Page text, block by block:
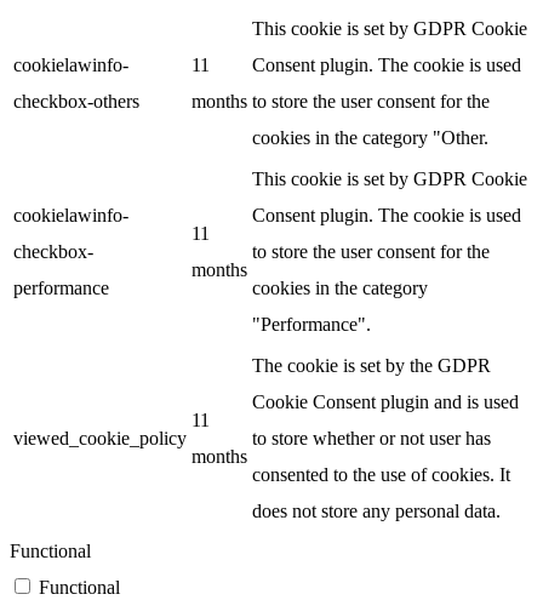
cookielawinfo-
checkbox-others
11
months
This cookie is set by GDPR Cookie
Consent plugin. The cookie is used
to store the user consent for the
cookies in the category "Other.
cookielawinfo-
checkbox-
performance
11
months
This cookie is set by GDPR Cookie
Consent plugin. The cookie is used
to store the user consent for the
cookies in the category
"Performance".
viewed_cookie_policy
11
months
The cookie is set by the GDPR
Cookie Consent plugin and is used
to store whether or not user has
consented to the use of cookies. It
does not store any personal data.
Functional
Functional